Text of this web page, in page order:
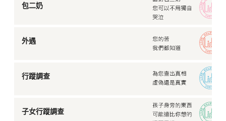
包二奶
外遇
行蹤調查
子女行蹤調查